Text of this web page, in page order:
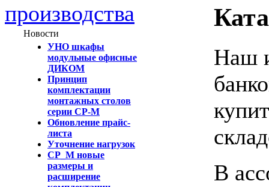
производства
Новости
УНО шкафы
модульные офисные
ДИКОМ
Принцип
комплектации
монтажных столов
серии СР-М
Обновление прайс-
листа
Уточнение нагрузок
СР_М новые
размеры и
расширение
Наш
В